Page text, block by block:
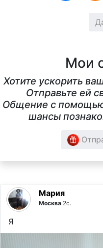
Мои
Хотите ускорить
Отправьте ей
Общение с помощью
шансы
Мария
Москва 2с.
Я